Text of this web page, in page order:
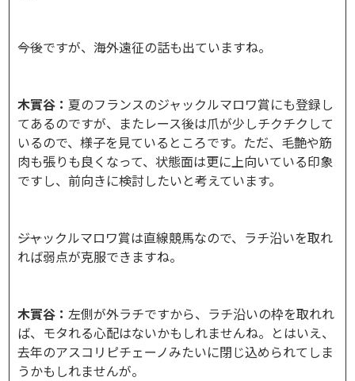
――今後ですが、海外遠征の話も出ていますね。
木實谷： 夏のフランスのジャックルマロワ賞にも登録し
てあるのですが、またレース後は爪が少しチクチクして
いるので、様子を見ているところです。ただ、毛艶や筋
肉も張りも良くなって、状態面は更に上向いている印象
ですし、前向きに検討したいと考えています。
――ジャックルマロワ賞は直線競馬なので、ラチ沿いを取れ
れば弱点が克服できますね。
木實谷：左側が外ラチですから、ラチ沿いの枠を取れれ
ば、モタれる心配はないかもしれませんね。とはいえ、
去年のアスコリピチェーノみたいに閉じ込められてしま
うかもしれませんが。